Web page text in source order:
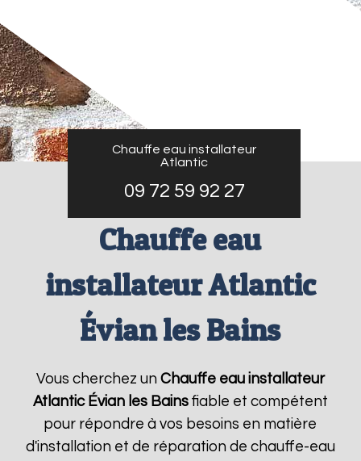
Chauffe eau installateur
Atlantic
09 72 59 92 27
Chauffe eau
installateur Atlantic
Évian les Bains
Vous cherchez un Chauffe eau installateur
Atlantic Évian les Bainsfiable et compétent
pour répondre à vos besoins en matière
d'installation et de réparation de chauffe-eau